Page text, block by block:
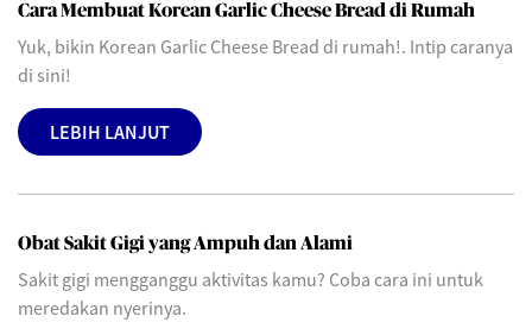
Cara Membuat Korean Garlic Cheese Bread di Rumah
Yuk, bikin Korean Garlic Cheese Bread di rumah!. Intip caranya
di sini!
LEBIH LANJUT
Obat Sakit Gigi yang Ampuh dan Alami
Sakit gigi mengganggu aktivitas kamu? Coba cara ini untuk
meredakan nyerinya.